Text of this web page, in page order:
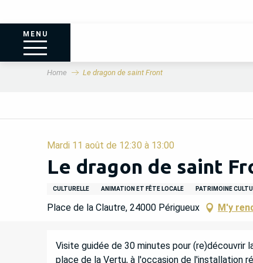
MENU
Home Le dragon de saint Front
Mardi 11 août de 12:30 à 13:00
Le dragon de saint
CULTURELLE ANIMATION ET FÊTE LOCALE PATRIMOINE
Place de la Clautre, 24000 Périgueux M'y
DESCRIPTION
Visite guidée de 30 minutes pour (re)découvrir
place de la Vertu, à l'occasion de l'installation